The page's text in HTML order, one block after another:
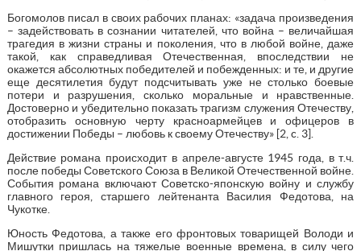
Богомолов писал в своих рабочих планах: «задача произведения
– задействовать в сознании читателей, что война – величайшая
трагедия в жизни страны и поколения, что в любой войне, даже
такой, как справедливая Отечественная, впоследствии не
окажется абсолютных победителей и побежденных: и те, и другие
еще десятилетия будут подсчитывать уже не столько боевые
потери и разрушения, сколько моральные и нравственные.
Достоверно и убедительно показать трагизм служения Отечеству,
отобразить основную черту красноармейцев и офицеров в
достижении Победы – любовь к своему Отечеству» [2, c. 3].
Действие романа происходит в апреле-августе 1945 года, в т.ч.
после победы Советского Союза в Великой Отечественной войне.
События романа включают Советско-японскую войну и службу
главного героя, старшего лейтенанта Василия Федотова, на
Чукотке.
Юность Федотова, а также его фронтовых товарищей Володи и
Мишутки пришлась на тяжелые военные времена, в силу чего